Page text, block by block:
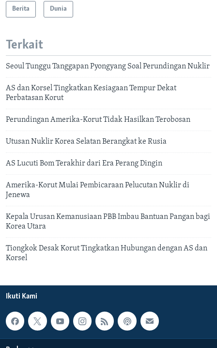
Berita Dunia
Terkait
Seoul Tunggu Tanggapan Pyongyang Soal Perundingan Nuklir
AS dan Korsel Tingkatkan Kesiagaan Tempur Dekat
Perbatasan Korut
Perundingan Amerika-Korut Tidak Hasilkan Terobosan
Utusan Nuklir Korea Selatan Berangkat ke Rusia
AS Lucuti Bom Terakhir dari Era Perang Dingin
Amerika-Korut Mulai Pembicaraan Pelucutan Nuklir di
Jenewa
Kepala Urusan Kemanusiaan PBB Imbau Bantuan Pangan bagi
Korea Utara
Tiongkok Desak Korut Tingkatkan Hubungan dengan AS dan
Korsel
Ikuti Kami